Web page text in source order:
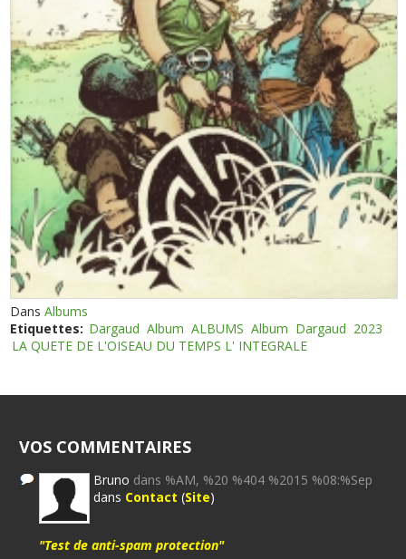
DansAlbums
Etiquettes: Dargaud Album ALBUMS Album Dargaud 2023
LA QUETE DE L'OISEAU DU TEMPS L' INTEGRALE
VOS COMMENTAIRES
Bruno dans %AM, %20 %404 %2015 %08:%Sep
dans Contact (Site)
"Test de anti-spam protection"